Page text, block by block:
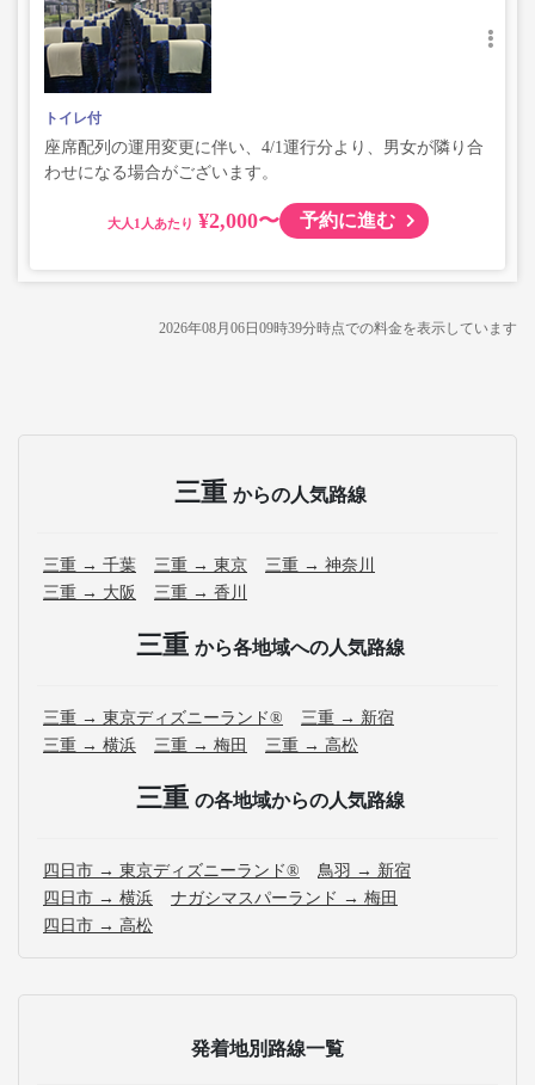
トイレ付
座席配列の運用変更に伴い、4/1運行分より、男女が隣り合
わせになる場合がございます。
大人 ¥2,000〜 予約に進む
2026年08月06日09時39分時点での料金を表示しています
三重 からの人気路線
三重 → 千葉 三重 → 東京
三重 → 神奈川
三重 → 大阪
三重 → 香川
三重 から各地域への人気路線
三重 → 東京ディズニーランド®
三重 → 新宿
三重 → 横浜
三重 → 梅田 三重 → 高松
三重 の各地域からの人気路線
四日市 → 東京ディズニーランド®
鳥羽 → 新宿
四日市 → 横浜
ナガシマスパーランド → 梅田
四日市 → 高松
発着地別路線一覧